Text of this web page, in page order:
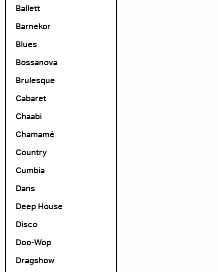
Ballett
Barnekor
Blues
Bossanova
Brulesque
Cabaret
Chaabi
Chamamé
Country
Cumbia
Dans
Deep House
Disco
Doo-Wop
Dragshow